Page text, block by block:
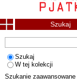
Szukaj
Szukaj
W tej kolekcji
Szukanie zaawansowane